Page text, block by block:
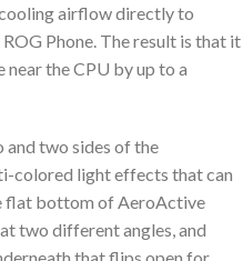
airflow directly to
Phone. The result is that it
the CPU by up to a
and two sides of the
colored light effects that can
flat bottom of AeroActive
two different angles, and